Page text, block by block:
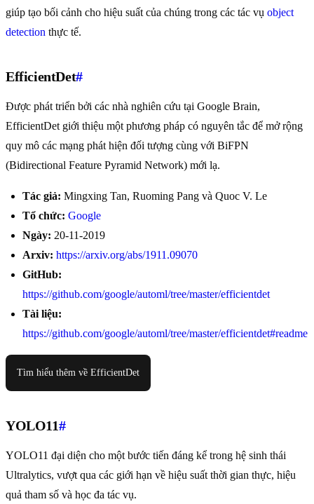
giúp tạo bối cảnh cho hiệu suất của chúng trong các tác vụ object
detection thực tế.
EfficientDet#
Được phát triển bởi các nhà nghiên cứu tại Google Brain,
EfficientDet giới thiệu một phương pháp có nguyên tắc để mở rộng
quy mô các mạng phát hiện đối tượng cùng với BiFPN
(Bidirectional Feature Pyramid Network) mới lạ.
Tác giả: Mingxing Tan, Ruoming Pang và Quoc V. Le
Tổ chức: Google
Ngày: 20-11-2019
Arxiv: https://arxiv.org/abs/1911.09070
GitHub:
https://github.com/google/automl/tree/master/efficientdet
Tài liệu:
https://github.com/google/automl/tree/master/efficientdet#readme
Tìm hiểu thêm về EfficientDet
YOLO11#
YOLO11 đại diện cho một bước tiến đáng kể trong hệ sinh thái
Ultralytics, vượt qua các giới hạn về hiệu suất thời gian thực, hiệu
quả tham số và học đa tác vụ.